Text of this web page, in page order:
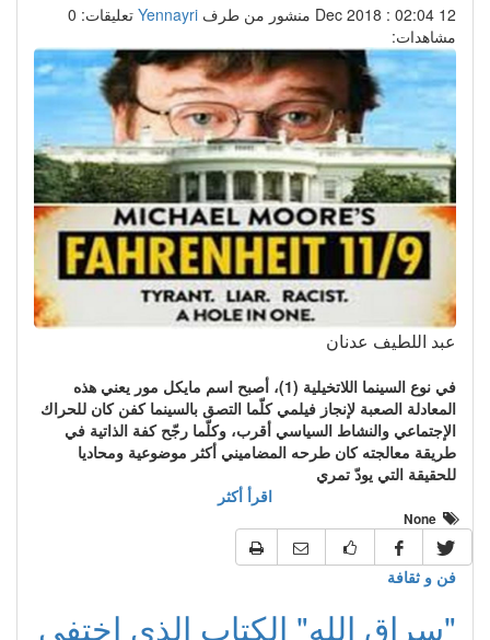
12 Dec 2018 : 02:04 منشور من طرف Yennayri تعليقات: 0
مشاهدات:
عبد اللطيف عدنان
في نوع السينما اللاتخيلية (1)، أصبح اسم مايكل مور يعني هذه
المعادلة الصعبة لإنجاز فيلمي كلّما التصق بالسينما كفن كان للحراك
الإجتماعي والنشاط السياسي أقرب، وكلّما رجّح كفة الذاتية في
طريقة معالجته كان طرحه المضاميني أكثر موضوعية ومحاديا
للحقيقة التي يودّ تمري
اقرأ أكثر
فن و ثقافة
"سراق الله" الكتاب الذي اختفى